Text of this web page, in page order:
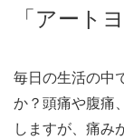
「アート
毎日の生活の中
か？頭痛や腹痛
しますが、痛み